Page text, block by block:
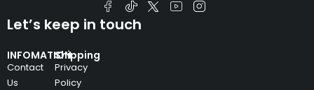
INFOMATION
Contact
Us
Shipping
Privacy
Policy
Let’s keep in touch